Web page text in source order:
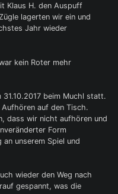
Klaus H. den Auspuff
lagerten wir ein und
Jahr wieder
kein Roter mehr
31.10.2017 beim Muchl statt.
auf den Tisch.
dass wir nicht aufhören und
Form
unserem Spiel und
wieder den Weg nach
gespannt, was die